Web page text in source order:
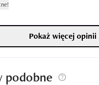
Pokaż więcej opinii
podobne